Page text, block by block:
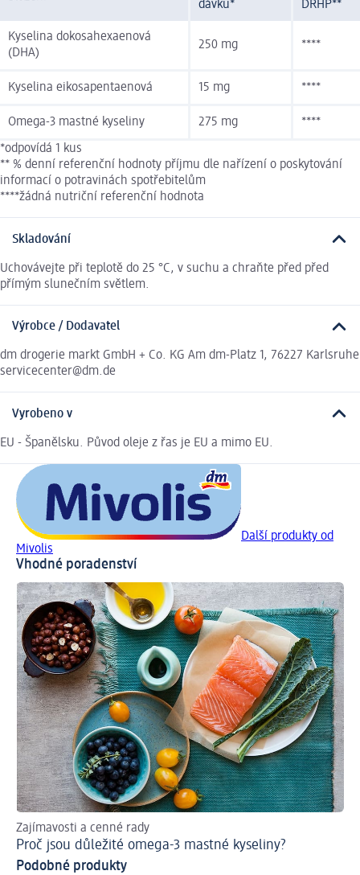
dávku*
DRHP**
Kyselina dokosahexaenová
(DHA)
250 mg ****
Kyselina eikosapentaenová 15 mg ****
Omega-3 mastné kyseliny 275 mg ****
*odpovídá 1 kus
** % denní referenční hodnoty příjmu dle nařízení o poskytování
informací o potravinách spotřebitelům
****žádná nutriční referenční hodnota
Skladování
Uchovávejte při teplotě do 25 °C, v suchu a chraňte před před
přímým slunečním světlem.
Výrobce / Dodavatel
dm drogerie markt GmbH + Co. KG Am dm-Platz 1, 76227 Karlsruhe
servicecenter@dm.de
Vyrobeno v
EU - Španělsku. Původ oleje z řas je EU a mimo EU.
Další produkty od
Mivolis
Vhodné poradenství
Zajímavosti a cenné rady
Proč jsou důležité omega-3 mastné kyseliny?
Podobné produkty